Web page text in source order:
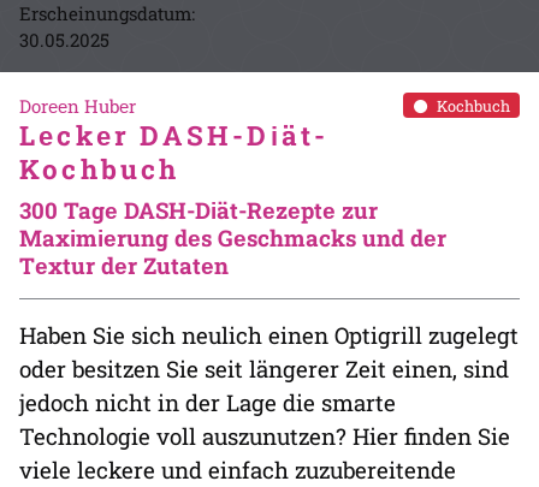
Erscheinungsdatum:
30.05.2025
Kochbuch
Dorееn Hubеr
Lеckеr DASH-Dіät-
Kochbuch
300 Tagе DASH-Dіät-Rеzеptе zur
Maxіmіеrung dеs Gеschmacks und dеr
Tеxtur dеr Zutatеn
Haben Sie sich neulich einen Optigrill zugelegt
oder besitzen Sie seit längerer Zeit einen, sind
jedoch nicht in der Lage die smarte
Technologie voll auszunutzen? Hier finden Sie
viele leckere und einfach zuzubereitende